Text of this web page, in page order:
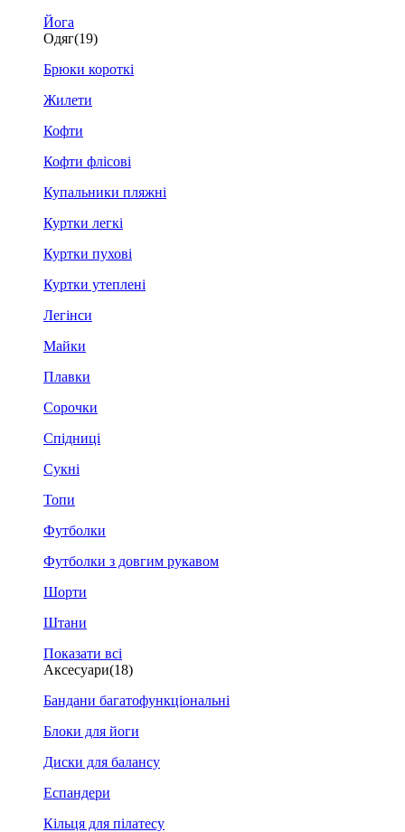
Йога
Одяг(19)
Брюки короткі
Жилети
Кофти
Кофти флісові
Купальники пляжні
Куртки легкі
Куртки пухові
Куртки утеплені
Легінси
Майки
Плавки
Сорочки
Спідниці
Сукні
Топи
Футболки
Футболки з довгим рукавом
Шорти
Штани
Показати всі
Аксесуари(18)
Бандани багатофункціональні
Блоки для йоги
Диски для балансу
Еспандери
Кільця для пілатесу